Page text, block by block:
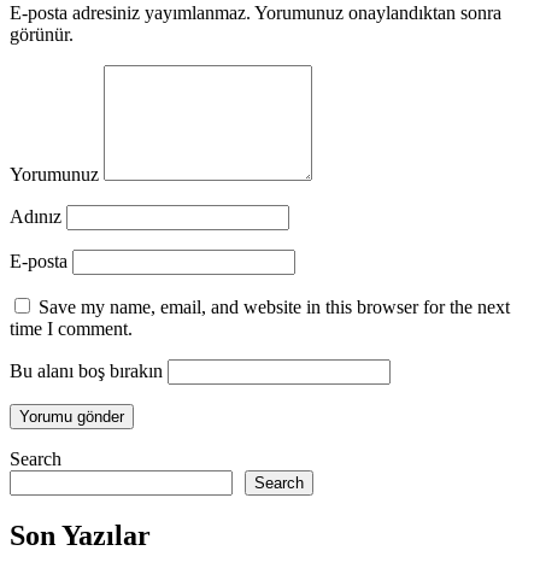
E-posta adresiniz yayımlanmaz. Yorumunuz onaylandıktan sonra
görünür.
Yorumunuz
Adınız
E-posta
Save my name, email, and website in this browser for the next
time I comment.
Bu alanı boş bırakın
Search
Search
Son Yazılar